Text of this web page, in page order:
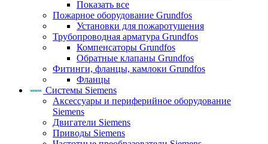
Показать все
Пожарное оборудование Grundfos
Установки для пожаротушения
Трубопроводная арматура Grundfos
Компенсаторы Grundfos
Обратные клапаны Grundfos
Фитинги, фланцы, камлоки Grundfos
Фланцы
Системы Siemens
Аксессуары и периферийное оборудование
Siemens
Двигатели Siemens
Приводы Siemens